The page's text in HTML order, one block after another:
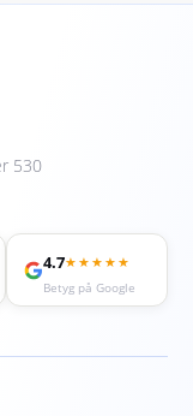
530
4.7★★★★★
Betyg på Google